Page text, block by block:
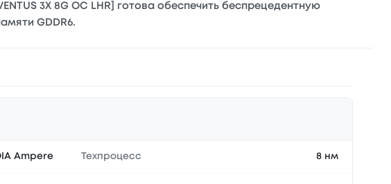
3X 8G OC LHR] готова обеспечить беспрецедентную
GDDR6.
Ampere Техпроцесс 8 нм